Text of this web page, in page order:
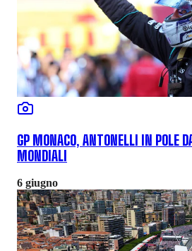
GP MONACO, ANTONELLI IN POLE
MONDIALI
6 giugno